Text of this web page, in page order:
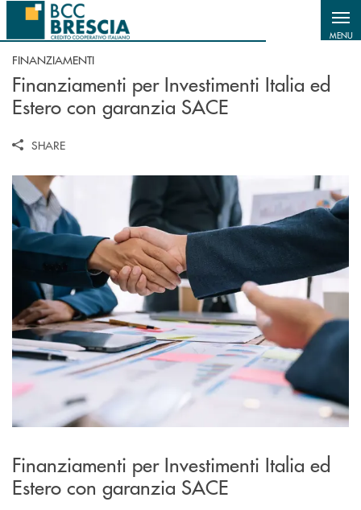
Salta al contenuto principale
MENU
FINANZIAMENTI
Finanziamenti per Investimenti Italia ed
Estero con garanzia SACE
SHARE
Finanziamenti per Investimenti Italia ed
Estero con garanzia SACE